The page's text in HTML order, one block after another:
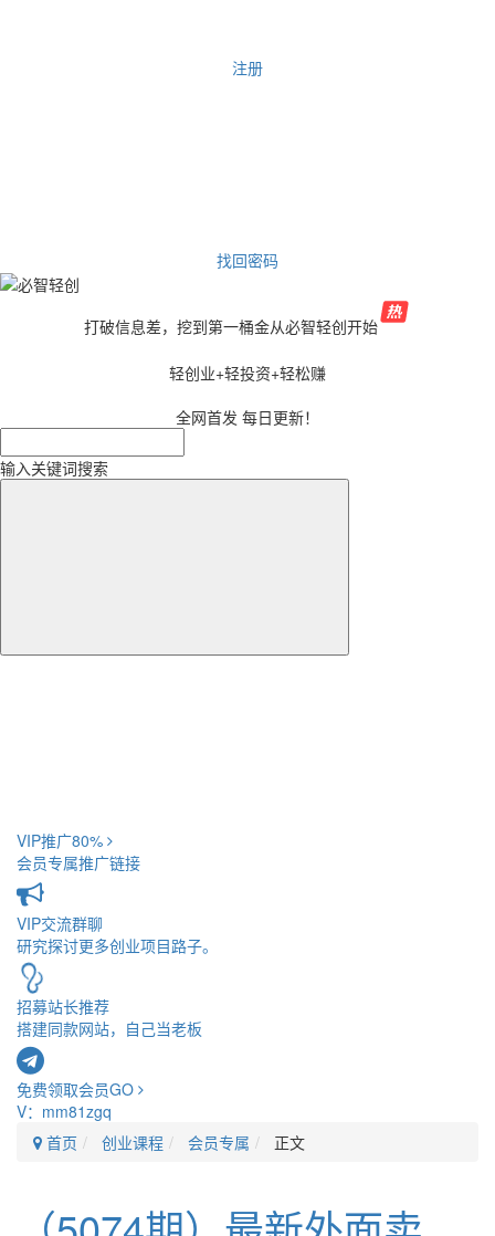
注册
找回密码
打破信息差，挖到第一桶金从必智轻创开始
轻创业+轻投资+轻松赚
全网首发 每日更新！
输入关键词搜索
VIP推广80%
会员专属推广链接
VIP交流群聊
研究探讨更多创业项目路子。
招募站长推荐
搭建同款网站，自己当老板
免费领取会员GO
V：mm81zgq
首页
创业课程 会员专属 正文